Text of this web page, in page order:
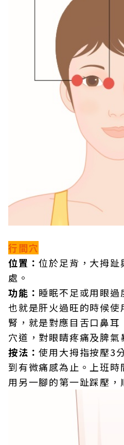
行間穴
位置：位於足背，大拇趾
處。
功能： 睡眠不足或用眼過
也就是肝火過旺的時候
腎，就是對應目舌口鼻
穴道，對眼睛疼痛及脾氣
按法：使用大拇指按壓3
到有微痛感為止。上班
用另一腳的第一趾踩壓，